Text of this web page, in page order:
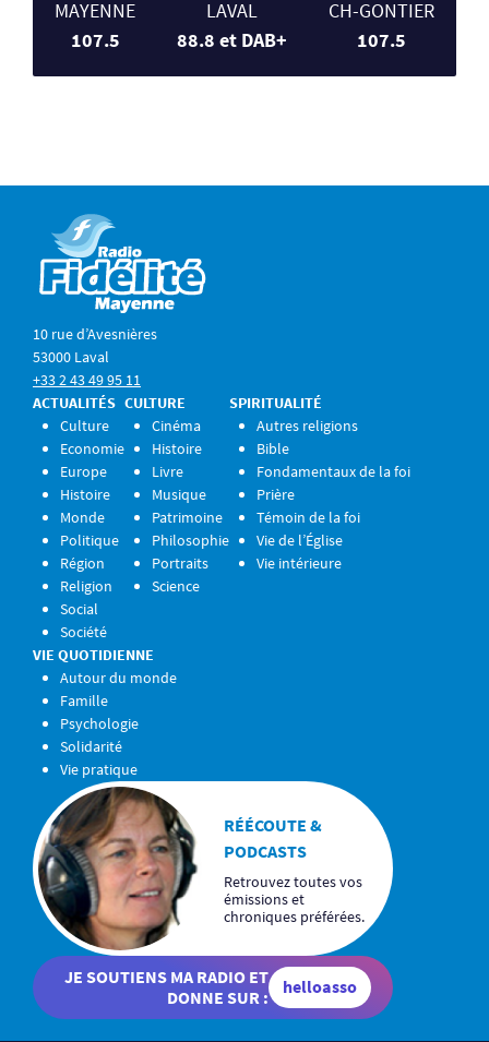
MAYENNE
107.5
LAVAL
88.8 et DAB+
CH-GONTIER
107.5
10 rue d’Avesnières
53000 Laval
+33 2 43 49 95 11
ACTUALITÉS
Culture
Economie
Europe
Histoire
Monde
Politique
Région
Religion
Social
Société
CULTURE
Cinéma
Histoire
Livre
Musique
Patrimoine
Philosophie
Portraits
Science
SPIRITUALITÉ
Autres religions
Bible
Fondamentaux de la foi
Prière
Témoin de la foi
Vie de l’Église
Vie intérieure
VIE QUOTIDIENNE
Autour du monde
Famille
Psychologie
Solidarité
Vie pratique
RÉÉCOUTE &
PODCASTS
Retrouvez toutes vos
émissions et
chroniques préférées.
JE SOUTIENS MA RADIO ET
DONNE SUR :
helloasso